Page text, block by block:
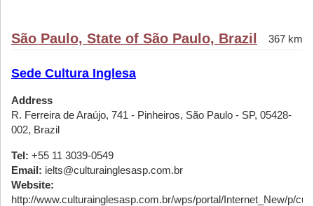
São Paulo, State of São Paulo, Brazil 367 km
Sede Cultura Inglesa
Address
R. Ferreira de Araújo, 741 - Pinheiros, São Paulo - SP, 05428-
002, Brazil
Tel: +55 11 3039-0549
Email: ielts@culturainglesasp.com.br
Website:
http://www.culturainglesasp.com.br/wps/portal/Internet_New/p/